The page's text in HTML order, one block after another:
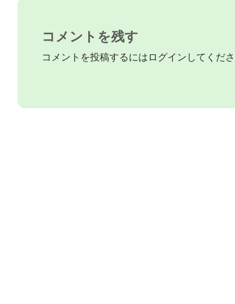
コメントを残す
コメントを投稿するには ログイン してくださ